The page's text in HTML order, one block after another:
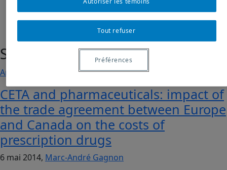
Santé publique
Articles de journaux et médias en ligne
CETA and pharmaceuticals: impact of
the trade agreement between Europe
and Canada on the costs of
prescription drugs
6 mai 2014, Marc-André Gagnon
Tout refuser
Préférences